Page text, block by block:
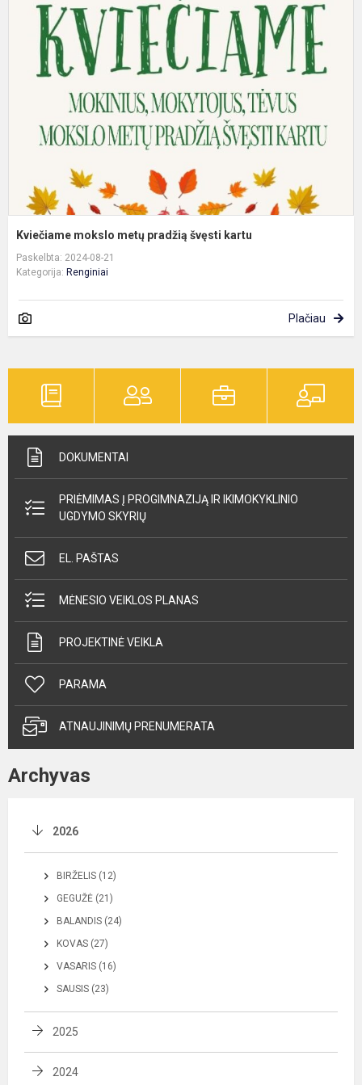
Kviečiame mokslo metų pradžią švęsti kartu
Paskelbta: 2024-08-21
Kategorija: Renginiai
Plačiau
DOKUMENTAI
PRIĖMIMAS Į PROGIMNAZIJĄ IR IKIMOKYKLINIO
UGDYMO SKYRIŲ
EL. PAŠTAS
MĖNESIO VEIKLOS PLANAS
PROJEKTINĖ VEIKLA
PARAMA
ATNAUJINIMŲ PRENUMERATA
Archyvas
2026
BIRŽELIS (12)
GEGUŽĖ (21)
BALANDIS (24)
KOVAS (27)
VASARIS (16)
SAUSIS (23)
2025
2024